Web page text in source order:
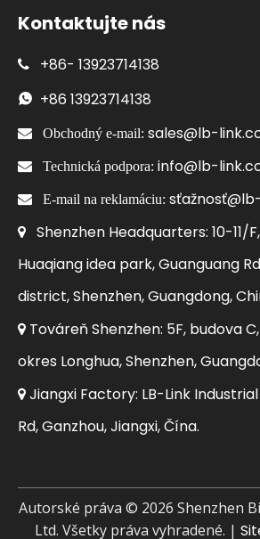
Kontaktujte nás
 +86- 13923714138
 +86 13923714138
 Obchodný e-mail: sales@lb-
 Technická podpora: info@lb-
 E-mail na reklamáciu:
 Shenzhen Headquarters: 10-11/
Huaqiang idea park, Guanguang
district, Shenzhen, Guangdong,
 Továreň Shenzhen: 5F, budova
okres Longhua, Shenzhen,
 Jiangxi Factory: LB-Link
Rd, Ganzhou, Jiangxi, Čína.
Autorské práva © 2026 Shenzhen
Ltd. Všetky práva vyhradené. |